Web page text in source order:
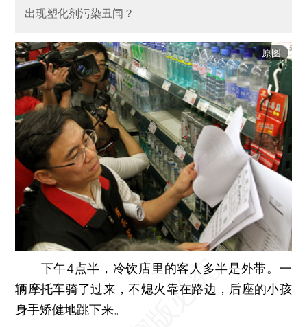
出现塑化剂污染丑闻？
原图
下午4点半，冷饮店里的客人多半是外带。一
辆摩托车骑了过来，不熄火靠在路边，后座的小孩
身手矫健地跳下来。